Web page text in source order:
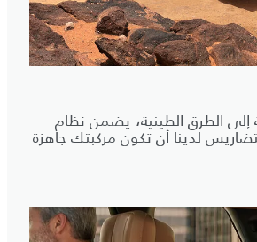
الطرق الطينية، يضمن نظام
لدينا أن تكون مركبتك جاهزة